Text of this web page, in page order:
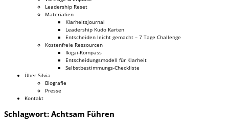
Leadership Reset
Materialien
Klarheitsjournal
Leadership Kudo Karten
Entscheiden leicht gemacht – 7 Tage Challenge
Kostenfreie Ressourcen
Ikigai-Kompass
Entscheidungsmodell für Klarheit
Selbstbestimmungs-Checkliste
Über Silvia
Biografie
Presse
Kontakt
Schlagwort: Achtsam Führen